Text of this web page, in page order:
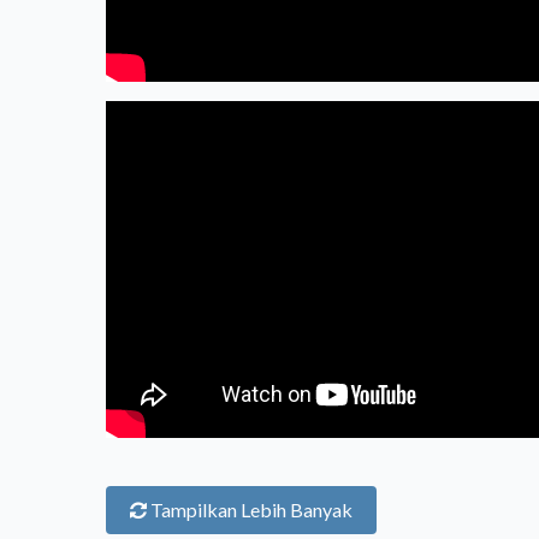
Tampilkan Lebih Banyak